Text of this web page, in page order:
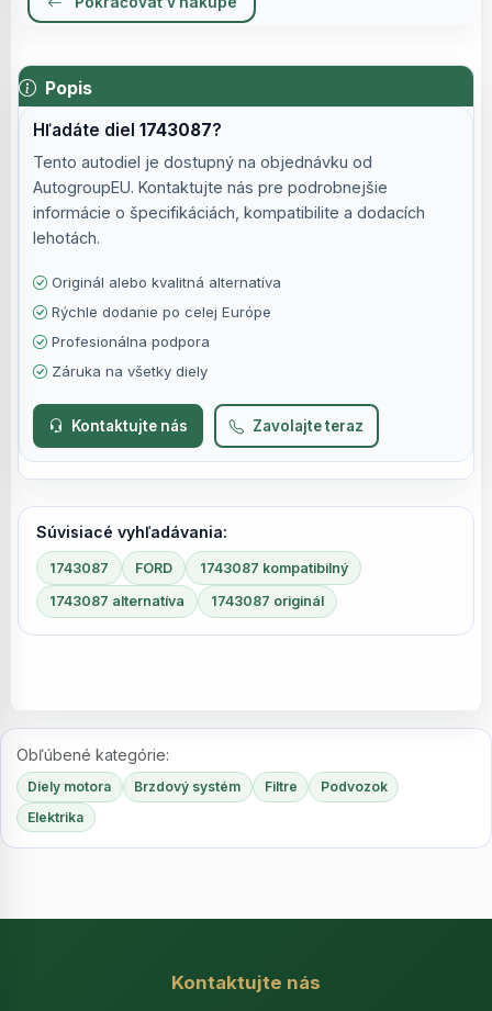
Popis
Hľadáte diel1743087?
Tento autodiel je dostupný na objednávku od
AutogroupEU. Kontaktujte nás pre podrobnejšie
informácie o špecifikáciách, kompatibilite a dodacích
lehotách.
Originál alebo kvalitná alternatíva
Rýchle dodanie po celej Európe
Profesionálna podpora
Záruka na všetky diely
Kontaktujte nás Zavolajte teraz
Súvisiacé vyhľadávania:
1743087 FORD 1743087 kompatibilný
1743087 alternatíva 1743087 originál
Obľúbené kategórie:
Diely motora Brzdový systém Filtre
Podvozok
Elektrika
Kontaktujte nás